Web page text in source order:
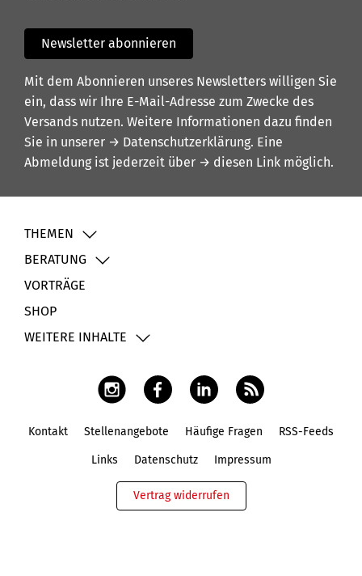
Newsletter abonnieren
Mit dem Abonnieren unseres Newsletters willigen Sie
ein, dass wir Ihre E-Mail-Adresse zum Zwecke des
Versands nutzen. Weitere Informationen dazu finden
Sie in unserer → Datenschutzerklärung. Eine
Abmeldung ist jederzeit über → diesen Link möglich.
THEMEN
BERATUNG
VORTRÄGE
SHOP
WEITERE INHALTE
Kontakt Stellenangebote Häufige Fragen RSS-Feeds
Links Datenschutz Impressum
Vertrag widerrufen